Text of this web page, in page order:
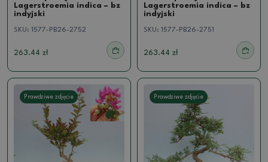
Lagerstroemia indica – bz
indyjski
SKU: 1577-PB26-2752
263.44 zł
Lagerstroemia indica – bz
indyjski
SKU: 1577-PB26-2751
263.44 zł
Prawdziwe zdjęcie Prawdziwe zdjęcie